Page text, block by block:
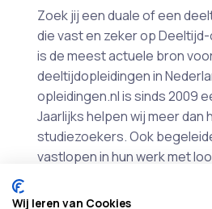
Zoek jij een duale of een
die vast en zeker op
is de meest actuele bron
deeltijdopleidingen in
opleidingen.nl is sinds 2009
Jaarlijks helpen wij meer dan
studiezoekers. Ook
vastlopen in hun werk met
Wij leren van Cookies